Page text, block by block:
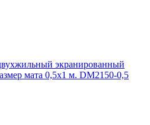
экранированный
мата 0,5х1 м. DM2150-0,5